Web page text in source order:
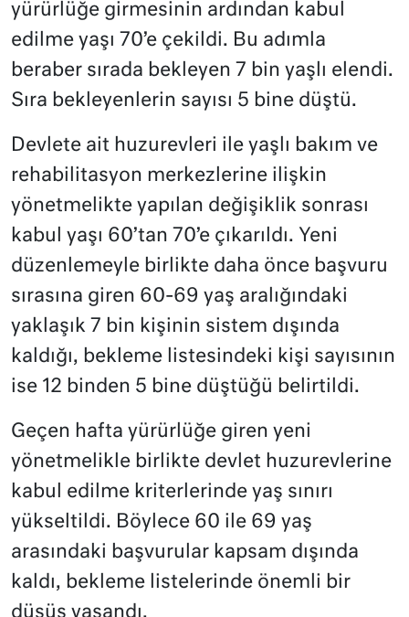
yürürlüğe girmesinin ardından kabul
edilme yaşı 70’e çekildi. Bu adımla
beraber sırada bekleyen 7 bin yaşlı elendi.
Sıra bekleyenlerin sayısı 5 bine düştü.
Devlete ait huzurevleri ile yaşlı bakım ve
rehabilitasyon merkezlerine ilişkin
yönetmelikte yapılan değişiklik sonrası
kabul yaşı 60’tan 70’e çıkarıldı. Yeni
düzenlemeyle birlikte daha önce başvuru
sırasına giren 60-69 yaş aralığındaki
yaklaşık 7 bin kişinin sistem dışında
kaldığı, bekleme listesindeki kişi sayısının
ise 12 binden 5 bine düştüğü belirtildi.
Geçen hafta yürürlüğe giren yeni
yönetmelikle birlikte devlet huzurevlerine
kabul edilme kriterlerinde yaş sınırı
yükseltildi. Böylece 60 ile 69 yaş
arasındaki başvurular kapsam dışında
kaldı, bekleme listelerinde önemli bir
düşüş yaşandı.